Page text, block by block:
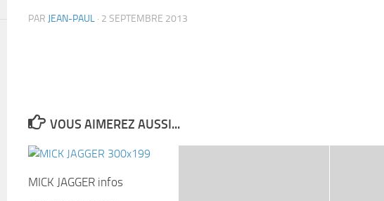
PAR JEAN-PAUL · 2 SEPTEMBRE 2013
VOUS AIMEREZ AUSSI...
MICK JAGGER infos